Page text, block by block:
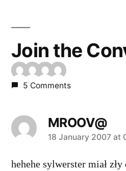
Join the
5 Comments
MROOV@
says:
18 January 2007 at
hehehe sylwerster miał